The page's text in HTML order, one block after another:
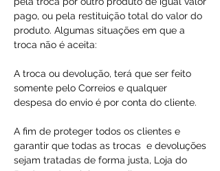
pago, ou pela restituição total do valor do
produto. Algumas situações em que a
troca não é aceita:
A troca ou devolução, terá que ser feito
somente pelo Correios e qualquer
despesa do envio é por conta do cliente.
A fim de proteger todos os clientes e
garantir que todas as trocas e devoluções
sejam tratadas de forma justa, Loja do